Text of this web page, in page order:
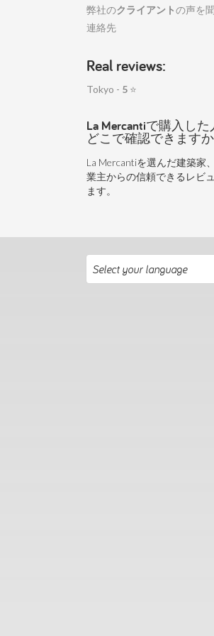
弊社のクライアントの声を
連絡先
Real reviews:
Tokyo - 5 ⭐
La Mercantiで購入し
どこで確認できます
La Mercantiを選んだ建築家
業主からの信頼できるレビ
ます。